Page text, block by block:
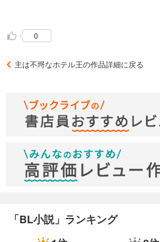
0
主は不埒なホテル王の作品詳細に戻る
「BL小説」ランキング